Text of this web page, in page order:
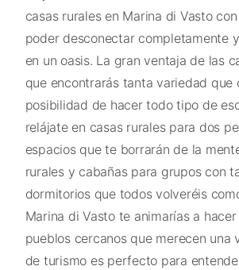
casas rurales en Marina di Vasto
poder desconectar completamente
en un oasis. La gran ventaja de las
que encontrarás tanta variedad que
posibilidad de hacer todo tipo de
relájate en casas rurales para dos
espacios que te borrarán de la
rurales y cabañas para grupos con
dormitorios que todos volveréis
Marina di Vasto te animarías a
pueblos cercanos que merecen una
de turismo es perfecto para